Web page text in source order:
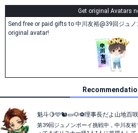
Get original Avatars
Send free or paid gifts to 中川友裕@39回ジュ
original avatar!
魁斗🍋🩵🐿️🥒🐶⚽️理事長だよ山地百
第39回ジュノンボーイ挑戦中，中川友